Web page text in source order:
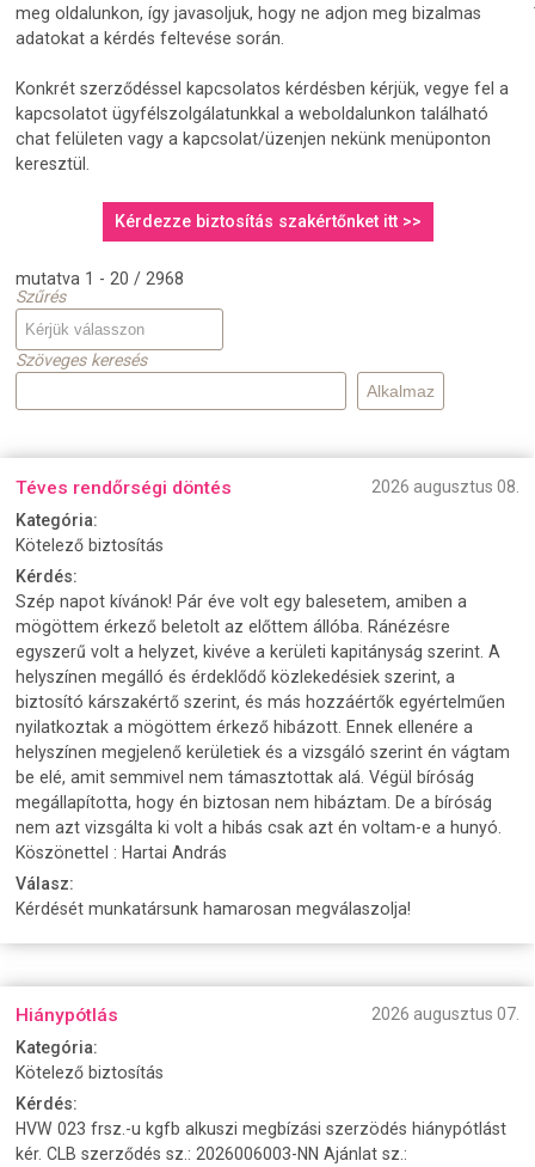
meg oldalunkon, így javasoljuk, hogy ne adjon meg bizalmas
adatokat a kérdés feltevése során.
Konkrét szerződéssel kapcsolatos kérdésben kérjük, vegye fel a
kapcsolatot ügyfélszolgálatunkkal a weboldalunkon található
chat felületen vagy a kapcsolat/üzenjen nekünk menüponton
keresztül.
Kérdezze biztosítás szakértőnket itt >>
mutatva 1 - 20 / 2968
Szűrés
Szöveges keresés
Téves rendőrségi döntés
2026 augusztus 08.
Kategória:
Kötelező biztosítás
Kérdés:
Szép napot kívánok! Pár éve volt egy balesetem, amiben a
mögöttem érkező beletolt az előttem állóba. Ránézésre
egyszerű volt a helyzet, kivéve a kerületi kapitányság szerint. A
helyszínen megálló és érdeklődő közlekedésiek szerint, a
biztosító kárszakértő szerint, és más hozzáértők egyértelműen
nyilatkoztak a mögöttem érkező hibázott. Ennek ellenére a
helyszínen megjelenő kerületiek és a vizsgáló szerint én vágtam
be elé, amit semmivel nem támasztottak alá. Végül bíróság
megállapította, hogy én biztosan nem hibáztam. De a bíróság
nem azt vizsgálta ki volt a hibás csak azt én voltam-e a hunyó.
Köszönettel : Hartai András
Válasz:
Kérdését munkatársunk hamarosan megválaszolja!
Hiánypótlás
2026 augusztus 07.
Kategória:
Kötelező biztosítás
Kérdés:
HVW 023 frsz.-u kgfb alkuszi megbízási szerzödés hiánypótlást
kér. CLB szerződés sz.: 2026006003-NN Ajánlat sz.: